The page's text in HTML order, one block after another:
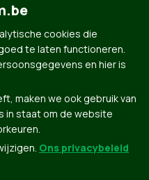
| Gebouwd doorTectonica
cookies die
te laten functioneren.
en hier is
maken we ook gebruik van
in staat om de website
Ons privacybeleid